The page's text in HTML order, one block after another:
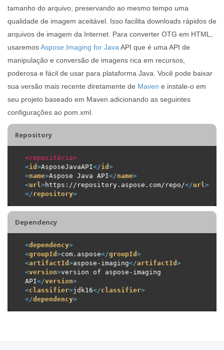
tamanho do arquivo, preservando ao mesmo tempo uma
qualidade de imagem aceitável. Isso facilita downloads rápidos de
arquivos de imagem da Internet. Para converter OTG em HTML,
usaremosAspose.Imaging for Java API que é uma API de
manipulação e conversão de imagens rica em recursos,
poderosa e fácil de usar para plataforma Java. Você pode baixar
sua versão mais recente diretamente de Maven e instale-o em
seu projeto baseado em Maven adicionando as seguintes
configurações ao pom.xml.
Repository
<repositório>
<id >AsposeJavaAPI</id >
<name>Aspose Java API</name>
<url >https://repository.aspose.com/repo/</url >
</repository>
Dependency
<dependency>
<groupId >com.aspose</groupId >
<artifactId >aspose-imaging</artifactId >
<version>version of aspose-imaging
API</version>
<classifier>jdk16</classifier>
</dependency>